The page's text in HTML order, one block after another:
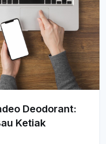
Deodorant:
Ketiak